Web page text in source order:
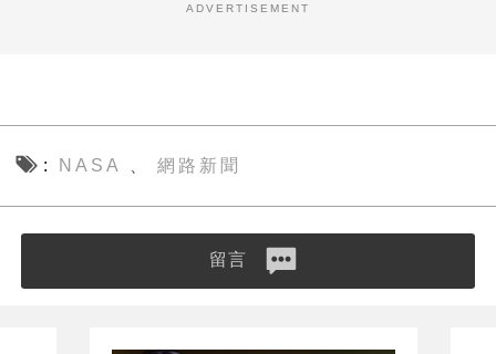
ADVERTISEMENT
NASA 、 網路新聞
留言